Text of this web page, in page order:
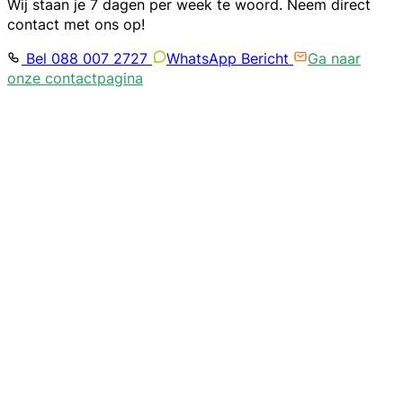
Wij staan je 7 dagen per week te woord. Neem direct
contact met ons op!
Bel 088 007 2727
WhatsApp Bericht
Ga naar
onze contactpagina